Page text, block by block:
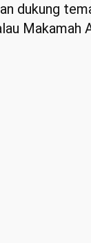
dukung
Makamah